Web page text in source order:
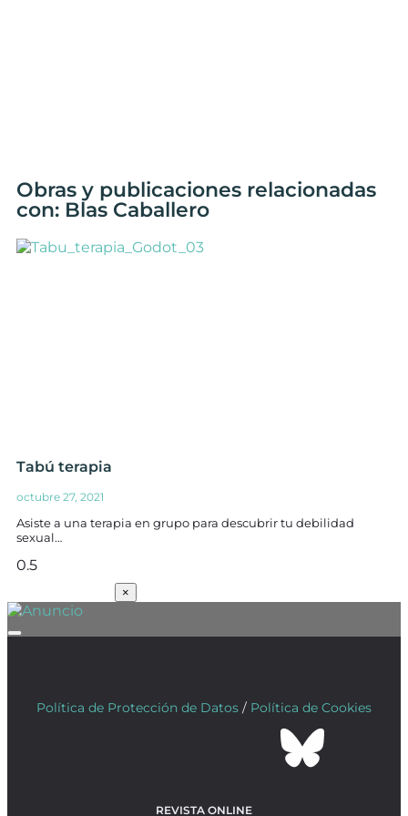
Obras y publicaciones relacionadas
con: Blas Caballero
Tabú terapia
octubre 27, 2021
Asiste a una terapia en grupo para descubrir tu debilidad
sexual…
×
Política de Protección de Datos / Política de Cookies
REVISTA ONLINE